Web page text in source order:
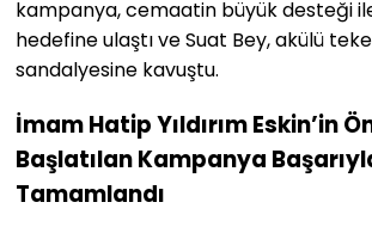
kampanya, cemaatin büyük desteği
hedefine ulaştı ve Suat Bey, akülü
sandalyesine kavuştu.
İmam Hatip Yıldırım Eskin’in
Başlatılan Kampanya
Tamamlandı